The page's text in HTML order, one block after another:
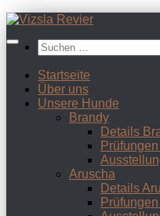
Zum
springenSuchen
nach:
Startseite
Über uns
Unsere Hunde
Brandy
Details
Aruscha
Details